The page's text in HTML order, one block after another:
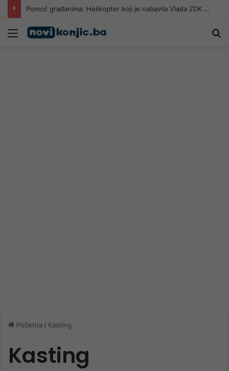
Pomoć građanima: Helikopter koji je nabavila Vlada ZDK gasi požar u HNK
Meni
Početna / Kasting
Kasting